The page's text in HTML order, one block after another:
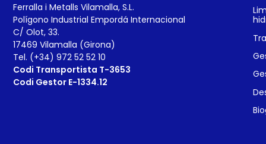
Ferralla i Metalls Vilamalla, S.L.
Polígono Industrial Empordá Internacional
C/ Olot, 33.
17469 Vilamalla (Girona)
Tel. (+34) 972 52 52 10
Codi Transportista T-3653
Codi Gestor E-1334.12